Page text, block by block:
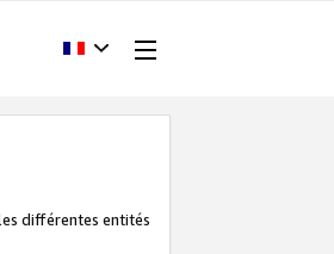
différentes entités